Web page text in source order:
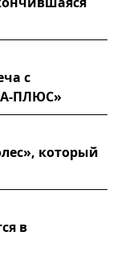
с
ПЛЮС»
который
в